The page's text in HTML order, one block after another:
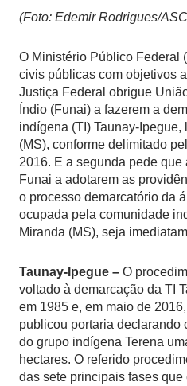
(Foto: Edemir Rodrigues/
O Ministério Público Federal
civis públicas com objetivos
Justiça Federal obrigue
Índio (Funai) a fazerem a
indígena (TI) Taunay-
(MS), conforme delimitado
2016. E a segunda pede
Funai a adotarem as
o processo demarcatório da
ocupada pela comunidade
Miranda (MS), seja
Taunay-Ipegue – O
voltado à demarcação da TI
em 1985 e, em maio de
publicou portaria declarando
do grupo indígena Terena
hectares. O referido
das sete principais fases